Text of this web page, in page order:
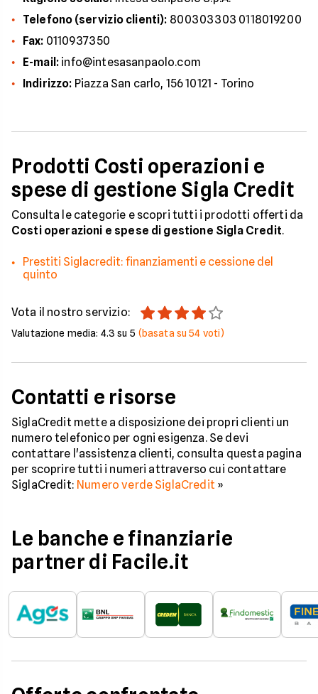
Telefono (servizio clienti): 800303303 0118019200
Fax: 0110937350
E-mail: info@intesasanpaolo.com
Indirizzo: Piazza San carlo, 156 10121 - Torino
Prodotti Costi operazioni e
spese di gestione Sigla Credit
Consulta le categorie e scopri tutti i prodotti offerti da
Costi operazioni e spese di gestione Sigla Credit.
Prestiti Siglacredit: finanziamenti e cessione del
quinto
Vota il nostro servizio:
Valutazione media: 4.3 su 5 (basata su54 voti)
Contatti e risorse
SiglaCredit mette a disposizione dei propri clienti un
numero telefonico per ogni esigenza. Se devi
contattare l'assistenza clienti, consulta questa pagina
per scoprire tutti i numeri attraverso cui contattare
SiglaCredit: Numero verde SiglaCredit »
Le banche e finanziarie
partner di Facile.it